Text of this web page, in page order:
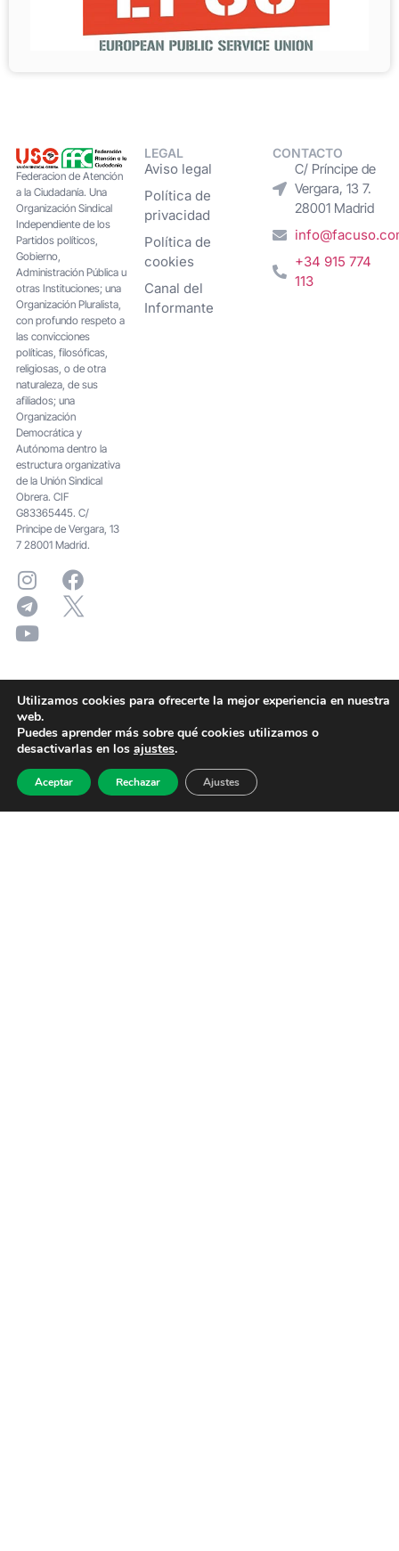
Federacion de Atención
a la Ciudadanía. Una
Organización Sindical
Independiente de los
Partidos políticos,
Gobierno,
Administración Pública u
otras Instituciones; una
Organización Pluralista,
con profundo respeto a
las convicciones
políticas, filosóficas,
religiosas, o de otra
naturaleza, de sus
afiliados; una
Organización
Democrática y
Autónoma dentro la
estructura organizativa
de la Unión Sindical
Obrera. CIF
G83365445. C/
Principe de Vergara, 13
7 28001 Madrid.
LEGAL
Aviso legal
Política de
privacidad
Política de
cookies
Canal del
Informante
CONTACTO
C/ Príncipe de
Vergara, 13 7.
28001 Madrid
+34 915 774
113
Utilizamos cookies para ofrecerte la mejor experiencia en nuestra
web.
Puedes aprender más sobre qué cookies utilizamos o
desactivarlas en los ajustes.
Aceptar Rechazar Ajustes